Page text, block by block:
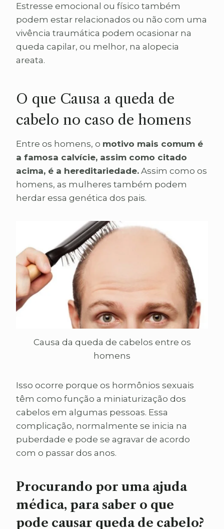
Estresse emocional ou físico também
podem estar relacionados ou não com uma
vivência traumática podem ocasionar na
queda capilar, ou melhor, na alopecia
areata.
O que Causa a queda de
cabelo no caso de homens
Entre os homens, o motivo mais comum é
a famosa calvície, assim como citado
acima, é a hereditariedade. Assim como os
homens, as mulheres também podem
herdar essa genética dos pais.
Causa da queda de cabelos entre os
homens
Isso ocorre porque os hormônios sexuais
têm como função a miniaturização dos
cabelos em algumas pessoas. Essa
complicação, normalmente se inicia na
puberdade e pode se agravar de acordo
com o passar dos anos.
Procurando por uma ajuda
médica, para saber o que
pode causar queda de cabelo?